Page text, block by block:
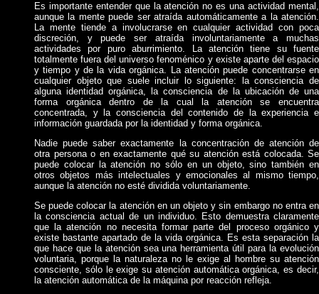
Es importante entender que la atención no es una actividad mental,
aunque la mente puede ser atraída automáticamente a la atención.
La mente tiende a involucrarse en cualquier actividad con poca
discreción, y puede ser atraída involuntariamente a muchas
actividades por puro aburrimiento. La atención tiene su fuente
totalmente fuera del universo fenoménico y existe aparte del espacio
y tiempo y de la vida orgánica. La atención puede concentrarse en
cualquier objeto que suele incluir lo siguiente: la consciencia de
alguna identidad orgánica, la consciencia de la ubicación de una
forma orgánica dentro de la cual la atención se encuentra
concentrada, y la consciencia del contenido de la experiencia e
información guardada por la identidad y forma orgánica.
Nadie puede saber exactamente la concentración de atención de
otra persona o en exactamente qué su atención está colocada. Se
puede colocar la atención no sólo en un objeto, sino también en
otros objetos más intelectuales y emocionales al mismo tiempo,
aunque la atención no esté dividida voluntariamente.
Se puede colocar la atención en un objeto y sin embargo no entra en
la consciencia actual de un individuo. Esto demuestra claramente
que la atención no necesita formar parte del proceso orgánico y
existe bastante apartado de la vida orgánica. Es esta separación la
que hace que la atención sea una herramienta útil para la evolución
voluntaria, porque la naturaleza no le exige al hombre su atención
consciente, sólo le exige su atención automática orgánica, es decir,
la atención automática de la máquina por reacción refleja.